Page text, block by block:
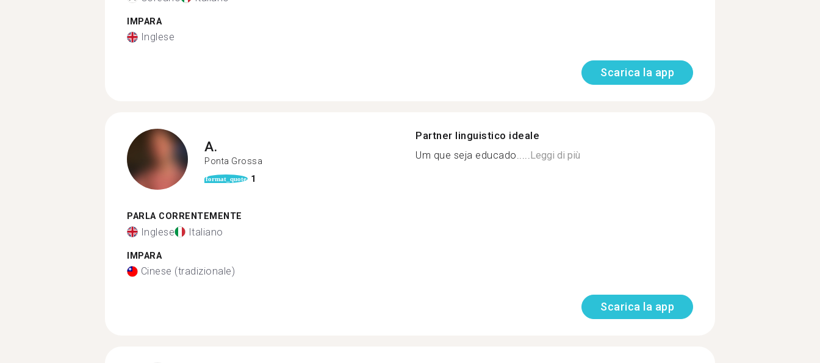
IMPARA
Inglese
Scarica la app
A.
Ponta Grossa
format_quote 1
PARLA CORRENTEMENTE
Inglese Italiano
IMPARA
Cinese (tradizionale)
Partner linguistico ideale
Um que seja educado.....Leggi di più
Scarica la app